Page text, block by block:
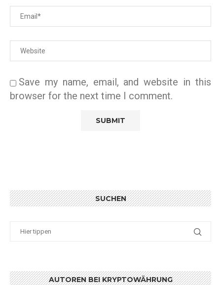
Save my name, email, and website in this
browser for the next time I comment.
SUCHEN
AUTOREN BEI KRYPTOWÄHRUNG